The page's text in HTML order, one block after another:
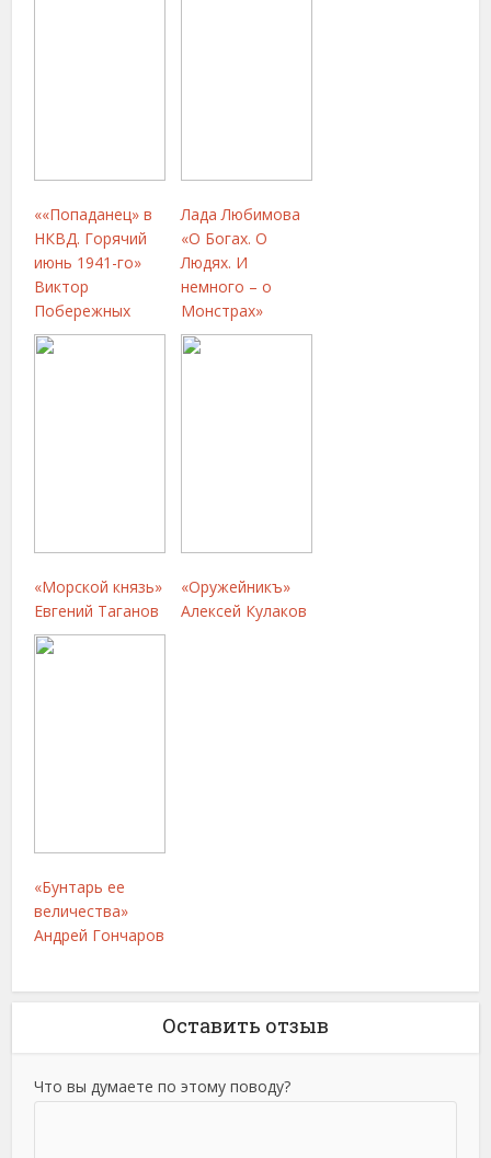
««Попаданец» в
НКВД. Горячий
июнь 1941-го»
Виктор
Побережных
Лада Любимова
«О Богах. О
Людях. И
немного – о
Монстрах»
«Морской князь»
Евгений Таганов
«Оружейникъ»
Алексей Кулаков
«Бунтарь ее
величества»
Андрей Гончаров
Оставить отзыв
Что вы думаете по этому поводу?